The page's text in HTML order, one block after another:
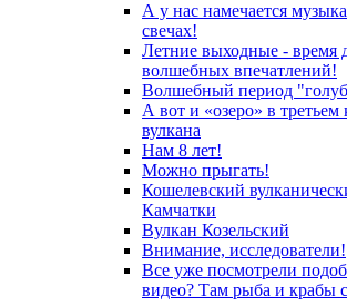
А у нас намечается
свечах!
Летние выходные - время
волшебных впечатлений!
Волшебный период
А вот и «озеро» в третьем
вулкана
Нам 8 лет!
Можно прыгать!
Кошелевский
Камчатки
Вулкан Козельский
Внимание, исследователи!
Все уже посмотрели
видео? Там рыба и крабы